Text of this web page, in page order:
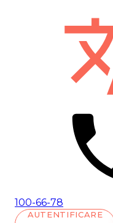
100-66-78
AUTENTIFICARE